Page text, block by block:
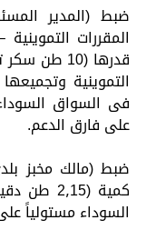
ضبط (المدير
المقررات
قدرها (10
التموينية
فى السواق
على فارق الدعم.
ضبط (مالك مخبز
كمية
السوداء مستولياً